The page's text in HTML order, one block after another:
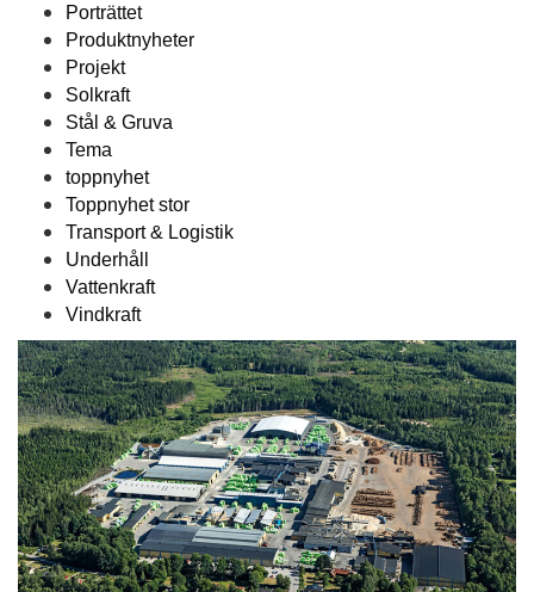
Porträttet
Produktnyheter
Projekt
Solkraft
Stål & Gruva
Tema
toppnyhet
Toppnyhet stor
Transport & Logistik
Underhåll
Vattenkraft
Vindkraft